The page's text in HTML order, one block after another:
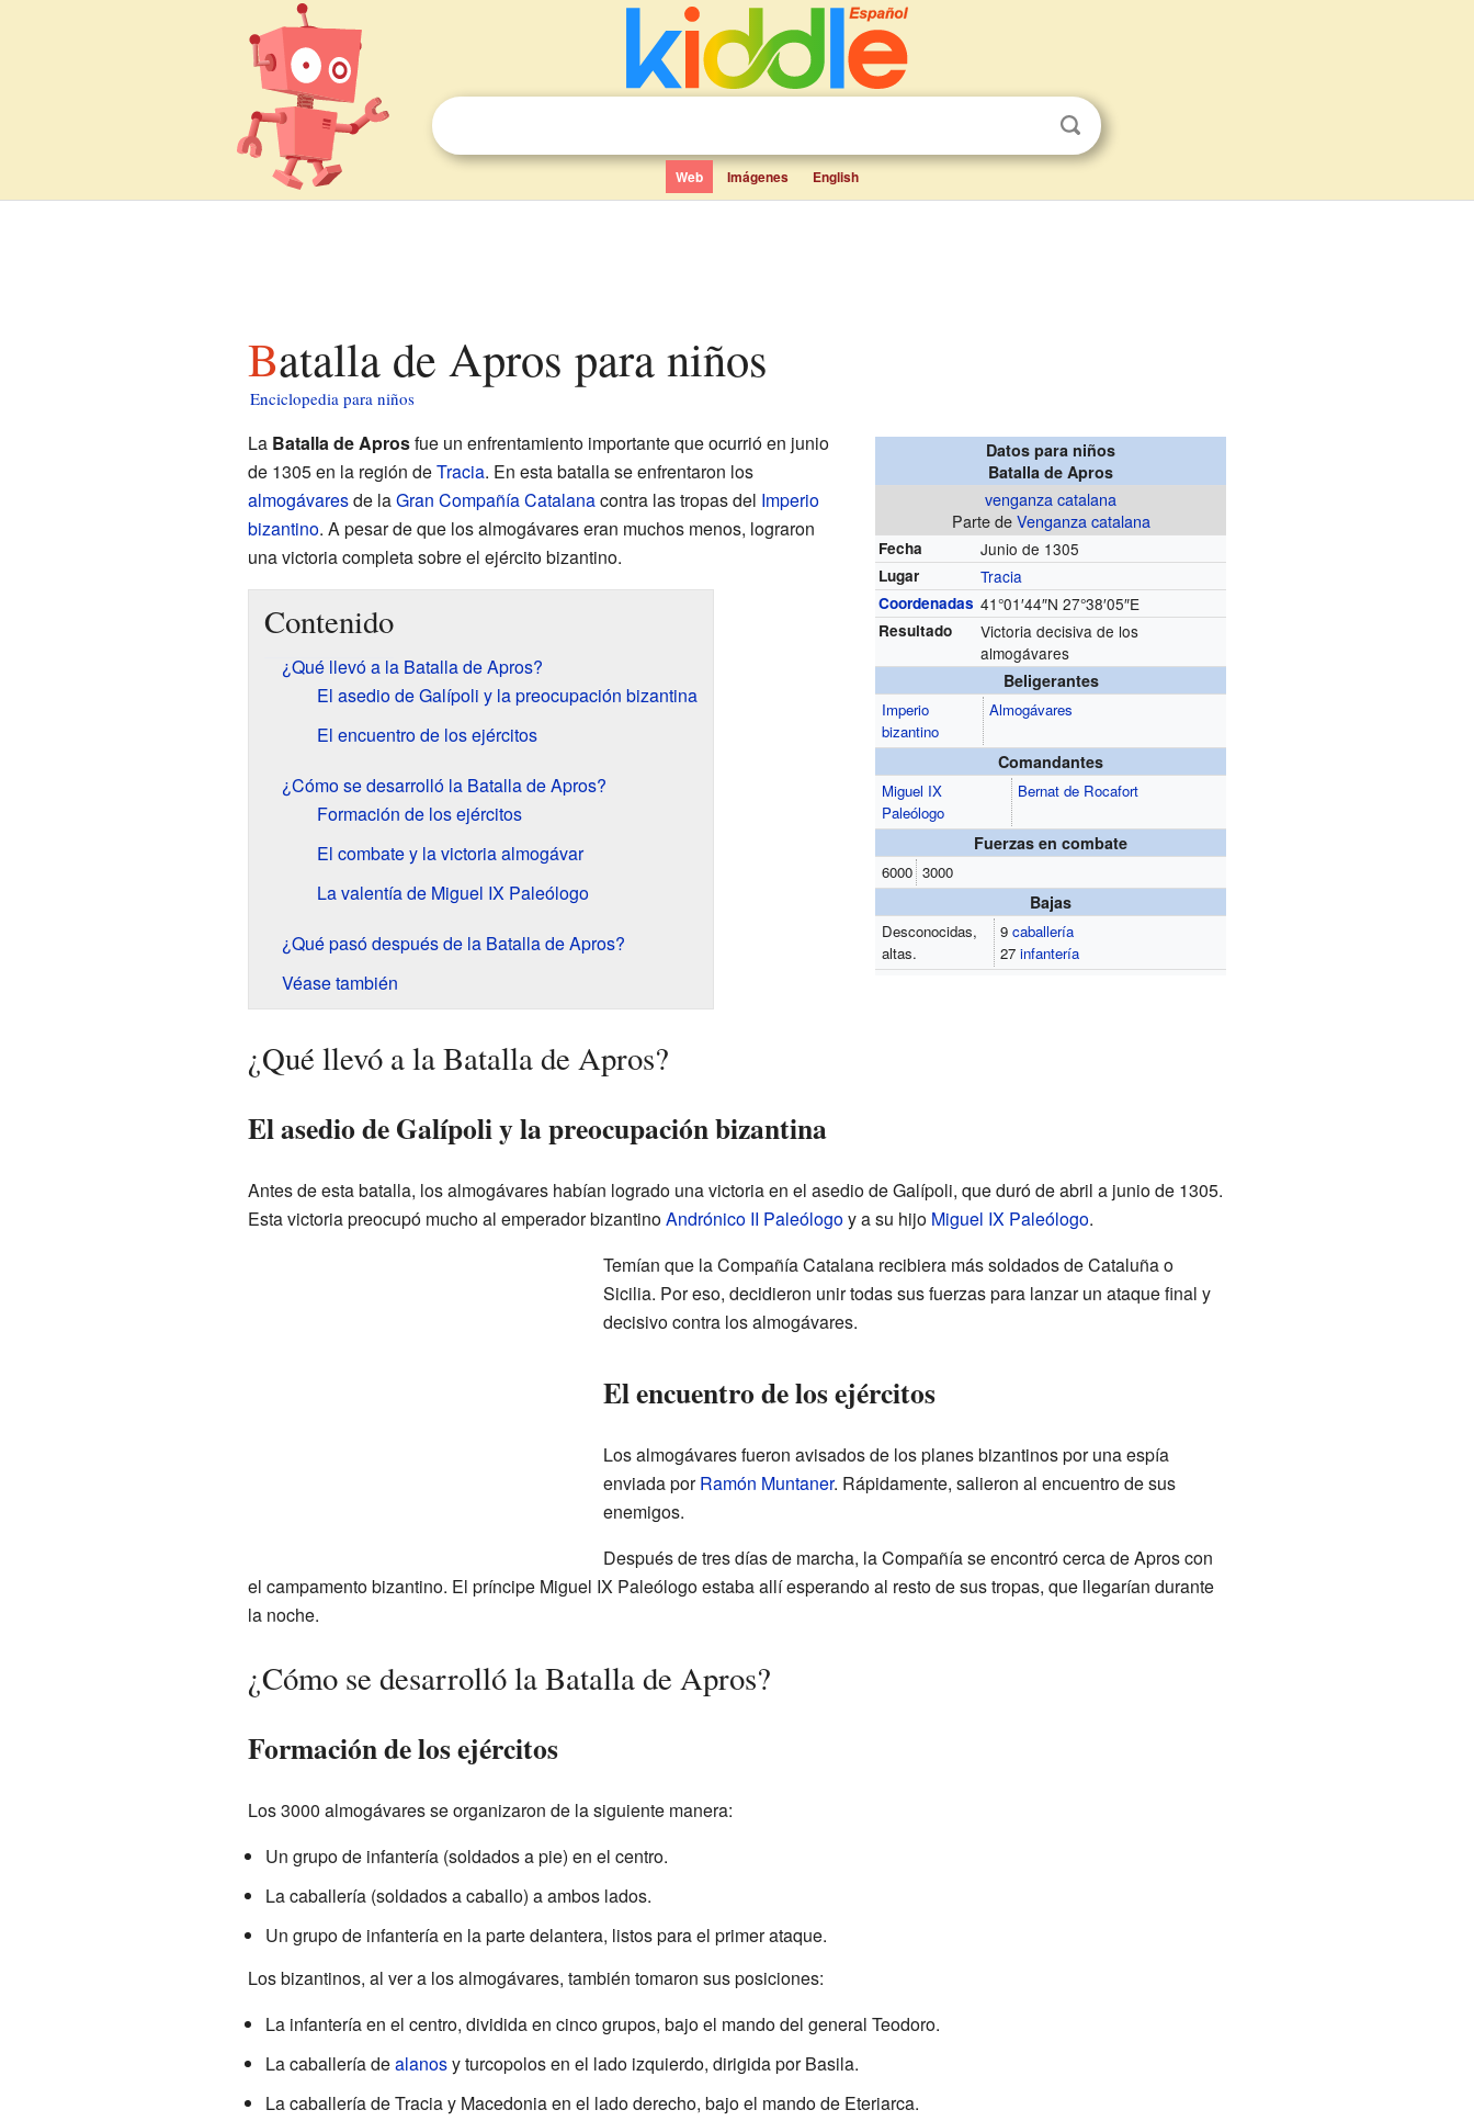
Web Imágenes English
Batalla de Apros para niños
Enciclopedia para niños
Datos para niños
Batalla de Apros
venganza catalana
Parte deVenganza catalana
Fecha Junio de 1305
Lugar Tracia
Coordenadas 41°01′44″N 27°38′05″E
Resultado
Victoria decisiva de los
almogávares
Beligerantes
Imperio
bizantino
Almogávares
Comandantes
Miguel IX
Paleólogo
Bernat de Rocafort
Fuerzas en combate
6000 3000
Bajas
Desconocidas,
altas.
9caballería
27infantería
La Batalla de Aprosfue un enfrentamiento importante que ocurrió en junio
de 1305 en la región deTracia. En esta batalla se enfrentaron los
almogávaresde laGran Compañía Catalanacontra las tropas del Imperio
bizantino. A pesar de que los almogávares eran muchos menos, lograron
una victoria completa sobre el ejército bizantino.
Contenido
¿Qué llevó a la Batalla de Apros?
El asedio de Galípoli y la preocupación bizantina
El encuentro de los ejércitos
¿Cómo se desarrolló la Batalla de Apros?
Formación de los ejércitos
El combate y la victoria almogávar
La valentía de Miguel IX Paleólogo
¿Qué pasó después de la Batalla de Apros?
Véase también
¿Qué llevó a la Batalla de Apros?
El asedio de Galípoli y la preocupación bizantina
Antes de esta batalla, los almogávares habían logrado una victoria en el asedio de Galípoli, que duró de abril a junio de 1305.
Esta victoria preocupó mucho al emperador bizantinoAndrónico II Paleólogoy a su hijo Miguel IX Paleólogo.
Temían que la Compañía Catalana recibiera más soldados de Cataluña o
Sicilia. Por eso, decidieron unir todas sus fuerzas para lanzar un ataque final y
decisivo contra los almogávares.
El encuentro de los ejércitos
Los almogávares fueron avisados de los planes bizantinos por una espía
enviada porRamón Muntaner. Rápidamente, salieron al encuentro de sus
enemigos.
Después de tres días de marcha, la Compañía se encontró cerca de Apros con
el campamento bizantino. El príncipe Miguel IX Paleólogo estaba allí esperando al resto de sus tropas, que llegarían durante
la noche.
¿Cómo se desarrolló la Batalla de Apros?
Formación de los ejércitos
Los 3000 almogávares se organizaron de la siguiente manera:
Un grupo de infantería (soldados a pie) en el centro.
La caballería (soldados a caballo) a ambos lados.
Un grupo de infantería en la parte delantera, listos para el primer ataque.
Los bizantinos, al ver a los almogávares, también tomaron sus posiciones:
La infantería en el centro, dividida en cinco grupos, bajo el mando del general Teodoro.
La caballería dealanosy turcopolos en el lado izquierdo, dirigida por Basila.
La caballería de Tracia y Macedonia en el lado derecho, bajo el mando de Eteriarca.